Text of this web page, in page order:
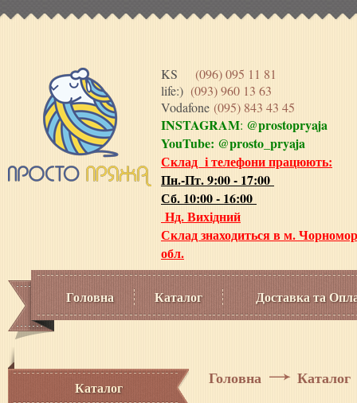
KS (096) 095 11 81
life:) (093) 960 13 63
Vodafone (095) 843 43 45
INSTAGRAM: @prostopryaja
YouTube: @prosto_pryaja
Склад і телефони працюють:
Пн.-Пт. 9:00 - 17:00
Сб. 10:00 - 16:00
Нд. Вихідний
Склад знаходиться в м.
обл.
Головна Каталог Доставка та
Каталог Головна Каталог